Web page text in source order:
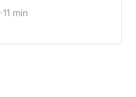
·11 min